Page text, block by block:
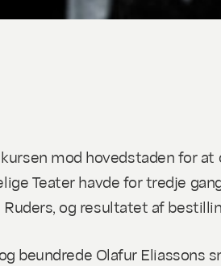
mod hovedstaden for at
Teater havde for tredje
og resultatet af
beundrede Olafur